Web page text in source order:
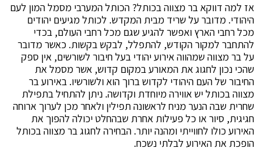
אז למה דווקא בר מצווה בכותל? הכותל המערבי מסמל המון לעם
היהודי. מדובר על שריד מבית המקדש. לכותל מגיעים יהודים
מכל רחבי הארץ ואפשר להגיע שגם מכל רחבי העולם, בכדי
להתחבר למקור הקודש, להתפלל, לבקש בקשות. כאשר מדובר
על בר מצווה שמהווה אירוע יהודי בעל חיבור לשורשים, אין ספק
שהכי נכון לחגוג את המאורע במקום קדוש, אשר מסמל את
החיבור של העם היהודי לקדוש ברוך הוא ולשורשיו. באירוע בר
מצווה בכותל יש אווירה מיוחדת וקדושה. ניתן להתחיל בתפילת
שחרית שבה הנער מניח לראשונה תפילין ולאחר מכן לערוך ארוחה
חגיגית, סיור או כל פעילות אחרת שבהחלט יכולה להפוך את
האירוע כולו לחווייתי ומהנה יותר. הבחירה לחגוג בר מצווה בכותל
הופכת את האירוע לבלתי נשכח.